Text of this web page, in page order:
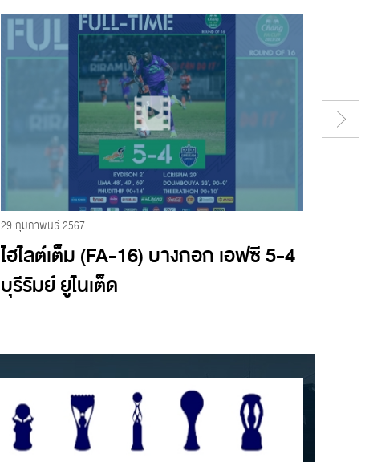
29 กุมภาพันธ์ 2567
ไฮไลต์เต็ม (FA-16) บางกอก เอฟซี 5-4
บุรีรัมย์ ยูไนเต็ด